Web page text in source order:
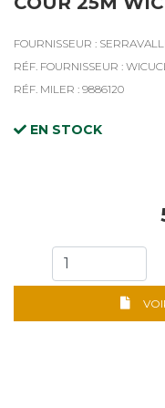
FOURNISSEUR :
RÉF. FOURNISSEUR :
RÉF. MILER : 9886120
EN STOCK